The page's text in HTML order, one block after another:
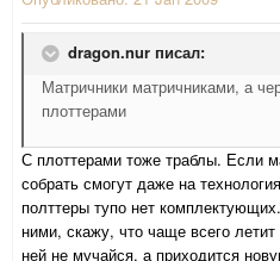
dragon.nur писал:
Матричники матричниками, а
плоттерами
С плоттерами тоже траблы. Если
собрать смогут даже на
полттеры тупо нет
ними, скажу, что чаще всего летит
ней не мучайся, а приходится